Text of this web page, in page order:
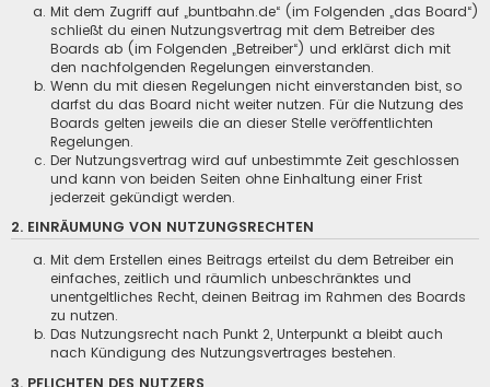
Mit dem Zugriff auf „buntbahn.de“ (im Folgenden „das Board“)
schließt du einen Nutzungsvertrag mit dem Betreiber des
Boards ab (im Folgenden „Betreiber“) und erklärst dich mit
den nachfolgenden Regelungen einverstanden.
Wenn du mit diesen Regelungen nicht einverstanden bist, so
darfst du das Board nicht weiter nutzen. Für die Nutzung des
Boards gelten jeweils die an dieser Stelle veröffentlichten
Regelungen.
Der Nutzungsvertrag wird auf unbestimmte Zeit geschlossen
und kann von beiden Seiten ohne Einhaltung einer Frist
jederzeit gekündigt werden.
2. EINRÄUMUNG VON NUTZUNGSRECHTEN
Mit dem Erstellen eines Beitrags erteilst du dem Betreiber ein
einfaches, zeitlich und räumlich unbeschränktes und
unentgeltliches Recht, deinen Beitrag im Rahmen des Boards
zu nutzen.
Das Nutzungsrecht nach Punkt 2, Unterpunkt a bleibt auch
nach Kündigung des Nutzungsvertrages bestehen.
3. PFLICHTEN DES NUTZERS